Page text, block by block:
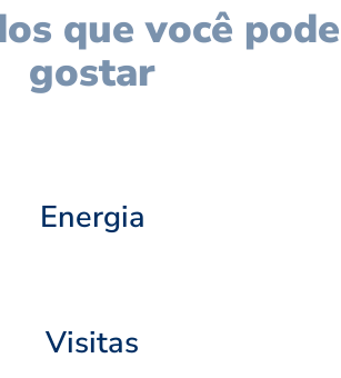
que você pode
gostar
Energia
Visitas